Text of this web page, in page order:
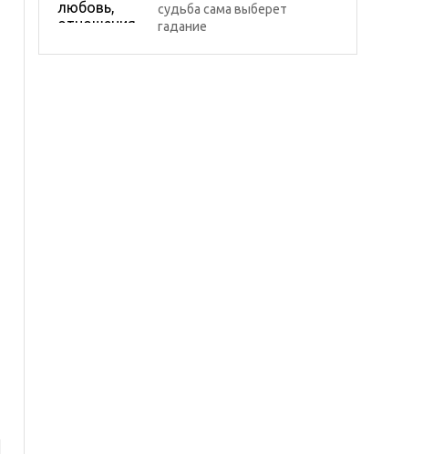
судьба сама выберет
гадание